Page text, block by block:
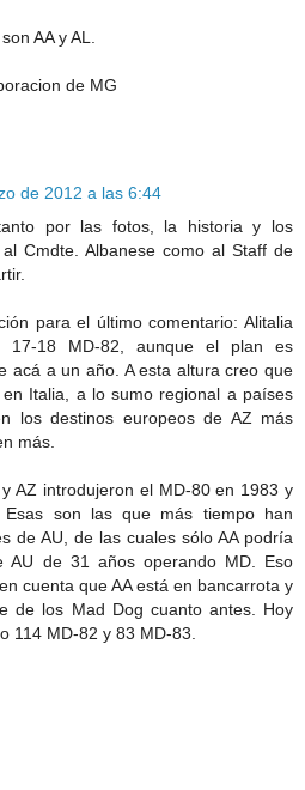
AA y AL.
de MG
de 2012 a las 6:44
por las fotos, la historia y los
Cmdte. Albanese como al Staff de
para el último comentario: Alitalia
17-18 MD-82, aunque el plan es
acá a un año. A esta altura creo que
Italia, a lo sumo regional a países
los destinos europeos de AZ más
más.
AZ introdujeron el MD-80 en 1983 y
son las que más tiempo han
de AU, de las cuales sólo AA podría
AU de 31 años operando MD. Eso
cuenta que AA está en bancarrota y
de los Mad Dog cuanto antes. Hoy
114 MD-82 y 83 MD-83.